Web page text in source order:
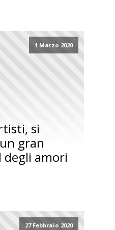
1 Marzo 2020
si
gran
amori
27 Febbraio 2020